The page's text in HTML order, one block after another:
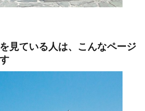
見ている人は、こんなページ